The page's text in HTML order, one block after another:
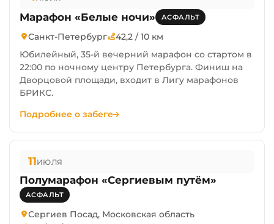
Марафон «Белые ночи» АСФАЛЬТ
Санкт-Петербург 42,2 / 10 км
Юбилейный, 35-й вечерний марафон со стартом в
22:00 по ночному центру Петербурга. Финиш на
Дворцовой площади, входит в Лигу марафонов
БРИКС.
Подробнее о забеге
11ИЮЛЯ
Полумарафон «Сергиевым путём»
АСФАЛЬТ
Сергиев Посад, Московская область